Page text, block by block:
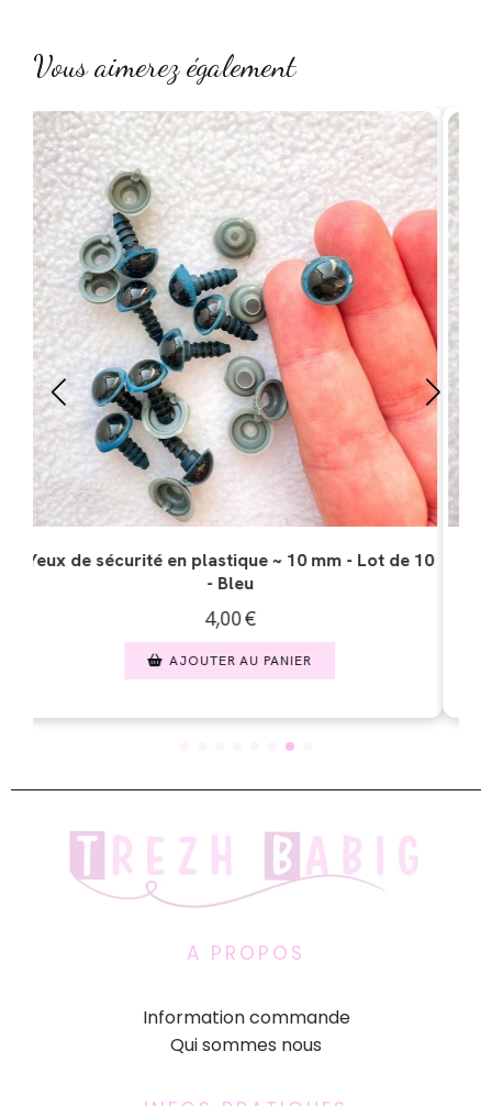
Vous aimerez également
Nez de sécurité - Lot de 5 - Noir
AJOUTER AU PANIER
A PROPOS
Information commande
Qui sommes nous